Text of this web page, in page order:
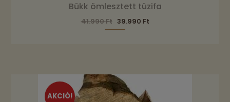
Bükk ömlesztett tüzifa
41.990Ft 39.990 Ft
AKCIÓ!